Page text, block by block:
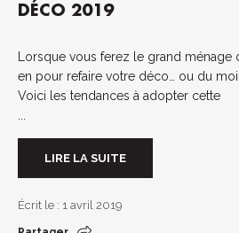
DÉCO 2019
Lorsque vous ferez le grand ménage
en pour refaire votre déco… ou du
Voici les tendances à adopter cette
LIRE LA SUITE
Écrit le : 1 avril 2019